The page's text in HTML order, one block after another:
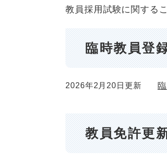
教員採用試験に関する
臨時教員登
2026年2月20日更新
教員免許更